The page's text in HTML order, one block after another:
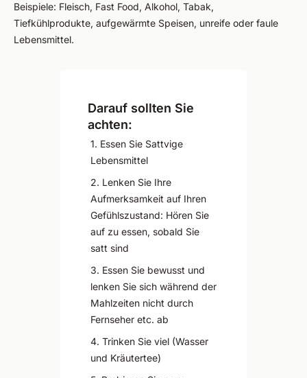
Beispiele: Fleisch, Fast Food, Alkohol, Tabak,
Tiefkühlprodukte, aufgewärmte Speisen, unreife oder faule
Lebensmittel.
Darauf sollten Sie
achten:
1. Essen Sie Sattvige
Lebensmittel
2. Lenken Sie Ihre
Aufmerksamkeit auf Ihren
Gefühlszustand: Hören Sie
auf zu essen, sobald Sie
satt sind
3. Essen Sie bewusst und
lenken Sie sich während der
Mahlzeiten nicht durch
Fernseher etc. ab
4. Trinken Sie viel (Wasser
und Kräutertee)